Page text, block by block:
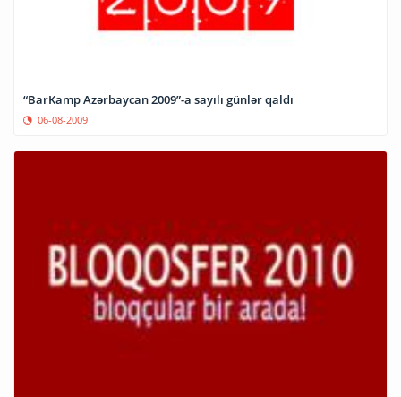
“BarKamp Azərbaycan 2009”-a sayılı günlər qaldı
06-08-2009